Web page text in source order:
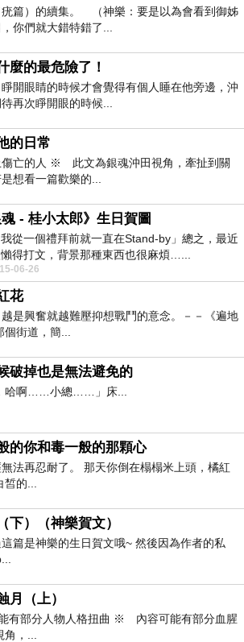
篇）的續集。 （神樂：要是以為會看到御姊
你們就大錯特錯了...
麼的最危險了！
開眼睛的時候才會覺得有個人睡在他旁邊，沖
再次睜開眼的時候...
的日常
亡的人 ※ 此文為銀魂沖田視角，牽扯到關
想看一篇歡樂的...
- 桂小太郎》生日賀圖
我從一個禮拜前就一直在Stand-by」總之，最近
得打文，背景那種東西也很麻煩…...
06-26
花
是興奮就越難壓抑想戰鬥的意念。－－《遍地
街道，簡...
破掉也是無法避免的
哈啊……小總……」床...
的你和毒一般的那顆心
法再忍耐了。 那天你倒在榻榻米上頭，橘紅
的...
下）（神樂賀文）
篇是神樂的生日賀文哦~ 然後因為作者的私
月（上）
有部分人物人格扭曲 ※ 內容可能有部分血腥
，...